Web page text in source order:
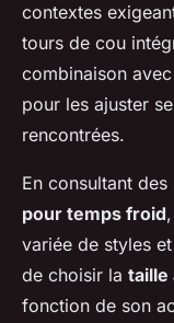
contextes
tours de cou
combinaison
pour les ajuster
rencontrées.
En consultant
pour temps froid
variée de styles
de choisir la taille
fonction de son